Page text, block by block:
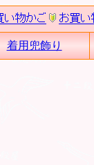
着用兜飾り